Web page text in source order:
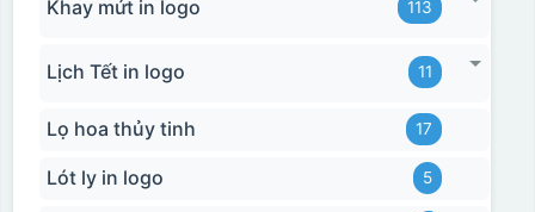
Khay mứt in logo 113
Lịch Tết in logo 11
Lọ hoa thủy tinh 17
Lót ly in logo 5